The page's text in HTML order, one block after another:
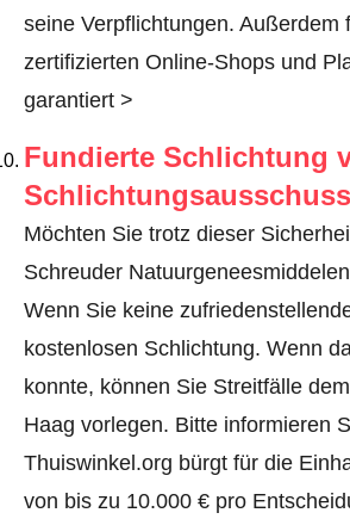
seine Verpflichtungen.
zertifizierten Online-Shops und
garantiert >
Fundierte Schlichtung
Schlichtungsausschuss
Möchten Sie trotz dieser
Schreuder
Wenn Sie keine
kostenlosen Schlichtung. Wenn
konnte, können Sie Streitfälle
Haag vorlegen. Bitte informieren
Thuiswinkel.org bürgt für die
von bis zu 10.000 € pro